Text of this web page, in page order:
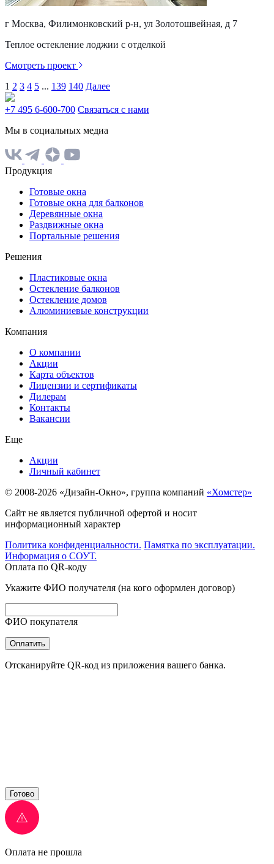
г Москва, Филимонковский р-н, ул Золотошвейная, д 7
Теплое остекление лоджии с отделкой
Смотреть проект
1 2 3 4 5 ... 139 140 Далее
+7 495 6-600-700 Связаться с нами
Мы в социальных медиа
Продукция
Готовые окна
Готовые окна для балконов
Деревянные окна
Раздвижные окна
Портальные решения
Решения
Пластиковые окна
Остекление балконов
Остекление домов
Алюминиевые конструкции
Компания
О компании
Акции
Карта объектов
Лицензии и сертификаты
Дилерам
Контакты
Вакансии
Еще
Акции
Личный кабинет
© 2008-2026 «Дизайн-Окно», группа компаний «Хомстер»
Сайт не является публичной офертой и носит
информационный характер
Политика конфиденциальности. Памятка по эксплуатации.
Информация о СОУТ.
Оплата по QR-коду
Укажите ФИО получателя (на кого оформлен договор)
ФИО покупателя
Оплатить
Отсканируйте QR-код из приложения вашего банка.
Готово
Оплата не прошла